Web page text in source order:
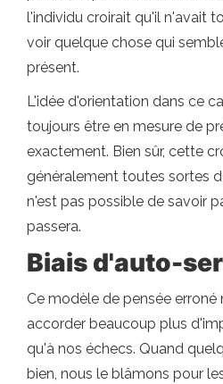
l'individu croirait qu'il n'avait
voir quelque chose qui
présent.
L'idée d'orientation dans ce
toujours être en mesure de
exactement. Bien sûr, cette
généralement toutes sortes
n'est pas possible de savoir
passera.
Biais d'auto-
Ce modèle de pensée erroné
accorder beaucoup plus
qu'à nos échecs. Quand
bien, nous le blâmons pour